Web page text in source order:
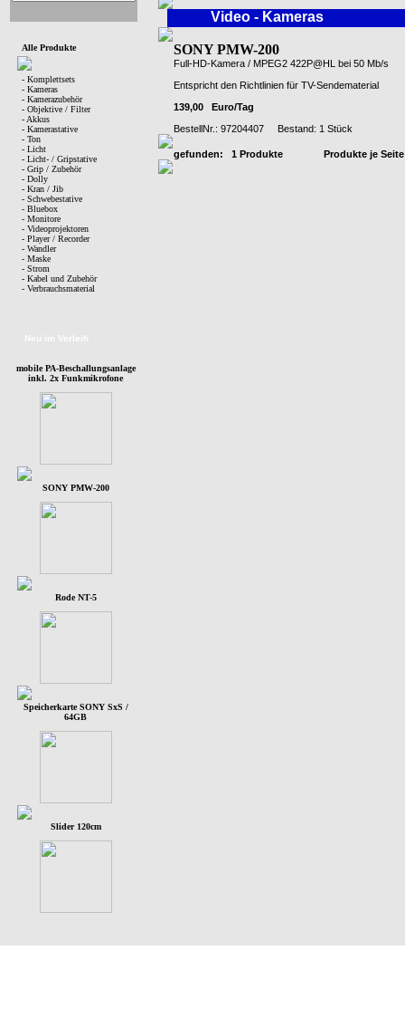
Alle Produkte
- Komplettsets
- Kameras
- Kamerazubehör
- Objektive / Filter
- Akkus
- Kamerastative
- Ton
- Licht
- Licht- / Gripstative
- Grip / Zubehör
- Dolly
- Kran / Jib
- Schwebestative
- Bluebox
- Monitore
- Videoprojektoren
- Player / Recorder
- Wandler
- Maske
- Strom
- Kabel und Zubehör
- Verbrauchsmaterial
Neu im Verleih
mobile PA-Beschallungsanlage
inkl. 2x Funkmikrofone
SONY PMW-200
Rode NT-5
Speicherkarte SONY SxS /
64GB
Slider 120cm
Video - Kameras
SONY PMW-200
Full-HD-Kamera / MPEG2 422P@HL bei 50 Mb/s
Entspricht den Richtlinien für TV-Sendematerial
139,00 Euro/Tag
BestellNr.: 97204407 Bestand: 1 Stück
gefunden: 1 Produkte